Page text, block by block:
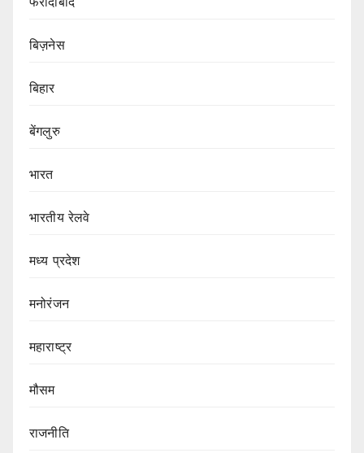
बिज़नेस
बिहार
बेंगलुरु
भारत
भारतीय रेलवे
मध्य प्रदेश
मनोरंजन
महाराष्ट्र
मौसम
राजनीति